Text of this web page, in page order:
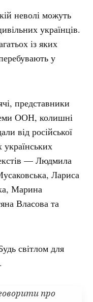
неволі можуть
українців.
із яких
у
представники
ООН, колишні
від російської
українських
— Людмила
Лариса
Марина
Власова та
світлом для
про